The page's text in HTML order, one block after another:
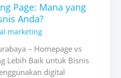
Page: Mana yang
Anda?
marketing
– Homepage vs
Lebih Baik untuk Bisnis
digital